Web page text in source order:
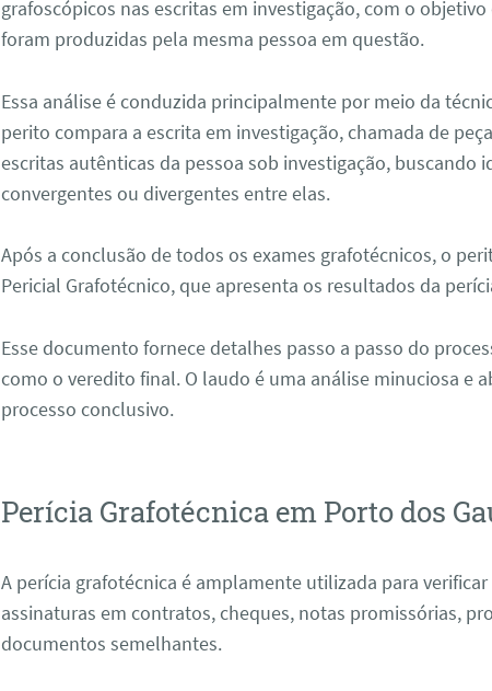
grafoscópicos nas escritas em investigação, com o
foram produzidas pela mesma pessoa em questão.
Essa análise é conduzida principalmente por meio da
perito compara a escrita em investigação, chamada de
escritas autênticas da pessoa sob investigação, buscando
convergentes ou divergentes entre elas.
Após a conclusão de todos os exames grafotécnicos, o
Pericial Grafotécnico, que apresenta os resultados da
Esse documento fornece detalhes passo a passo do
como o veredito final. O laudo é uma análise minuciosa e
processo conclusivo.
Perícia Grafotécnica em Porto dos
A perícia grafotécnica é amplamente utilizada para
assinaturas em contratos, cheques, notas promissórias,
documentos semelhantes.